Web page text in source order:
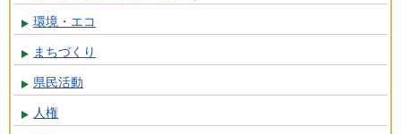
環境・エコ
まちづくり
県民活動
人権